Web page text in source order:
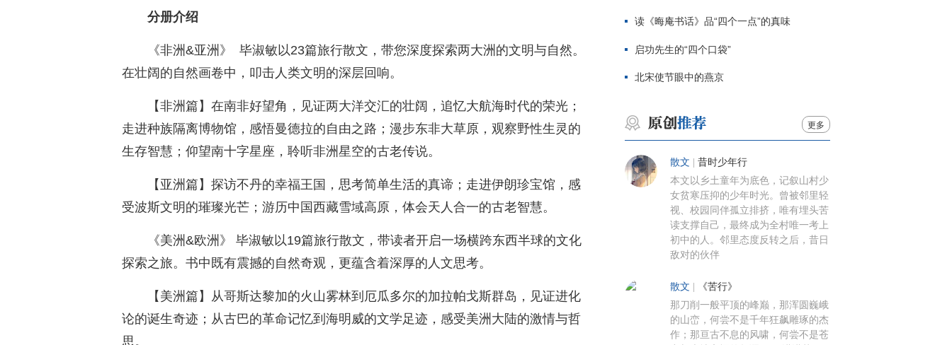
分册介绍
《非洲&亚洲》 毕淑敏以23篇旅行散文，带您深度探索两大洲的文明与自然。
在壮阔的自然画卷中，叩击人类文明的深层回响。
【非洲篇】在南非好望角，见证两大洋交汇的壮阔，追忆大航海时代的荣光；
走进种族隔离博物馆，感悟曼德拉的自由之路；漫步东非大草原，观察野性生灵的
生存智慧；仰望南十字星座，聆听非洲星空的古老传说。
【亚洲篇】探访不丹的幸福王国，思考简单生活的真谛；走进伊朗珍宝馆，感
受波斯文明的璀璨光芒；游历中国西藏雪域高原，体会天人合一的古老智慧。
《美洲&欧洲》 毕淑敏以19篇旅行散文，带读者开启一场横跨东西半球的文化
探索之旅。书中既有震撼的自然奇观，更蕴含着深厚的人文思考。
【美洲篇】从哥斯达黎加的火山雾林到厄瓜多尔的加拉帕戈斯群岛，见证进化
论的诞生奇迹；从古巴的革命记忆到海明威的文学足迹，感受美洲大陆的激情与哲
思。
读《晦庵书话》品“四个一点”的真味
启功先生的“四个口袋”
北宋使节眼中的燕京
更多
散文 昔时少年行
本文以乡土童年为底色，记叙山村少
女贫寒压抑的少年时光。曾被邻里轻
视、校园同伴孤立排挤，唯有埋头苦
读支撑自己，最终成为全村唯一考上
初中的人。邻里态度反转之后，昔日
敌对的伙伴
散文 《苦行》
那刀削一般平顶的峰巅，那浑圆巍峨
的山峦，何尝不是千年狂飙雕琢的杰
作；那亘古不息的风啸，何尝不是苍